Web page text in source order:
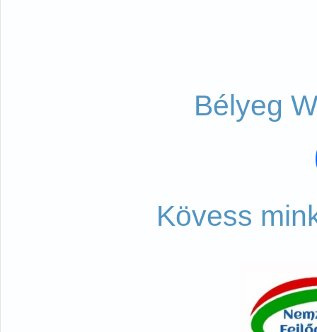
Bélyeg
Kövess